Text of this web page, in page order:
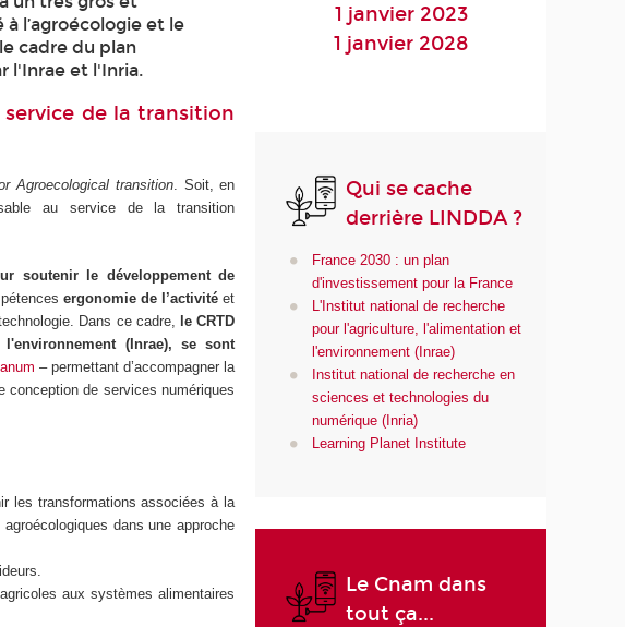
l’agroécologie et le
cadre du plan
l'Inrae et l'Inria.
de la transition
Agroecological transition. Soit, en
au service de la transition
soutenir le développement de
ergonomie de l’activité et
Dans ce cadre,
le CRTD
(Inrae), se sont
– permettant d’accompagner la
de services numériques
les transformations associées à la
dans une approche
aux systèmes alimentaires
1 janvier 2023
1 janvier 2028
Qui se cache
derrière LINDDA ?
France 2030 : un plan
d'investissement pour la France
L'Institut national de recherche
pour l'agriculture, l'alimentation et
l'environnement (Inrae)
Institut national de recherche en
sciences et technologies du
numérique (Inria)
Learning Planet Institute
Le Cnam dans
tout ça...